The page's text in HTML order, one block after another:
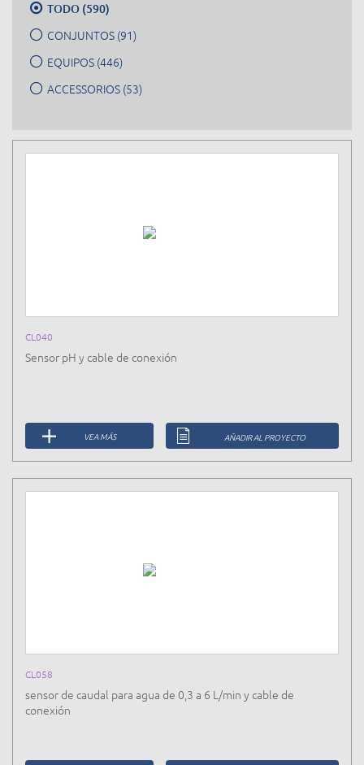
TODO (590)
CONJUNTOS (91)
EQUIPOS (446)
ACCESSORIOS (53)
CL040
Sensor pH y cable de conexión
VEA MÁS AÑADIR AL PROYECTO
CL058
sensor de caudal para agua de 0,3 a 6 L/min y cable de
conexión